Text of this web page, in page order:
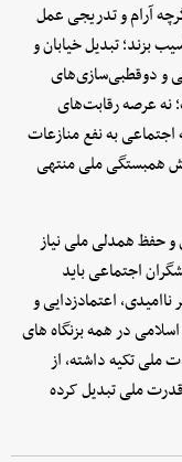
آرام و تدریجی عمل
بزند؛ تبدیل خیابان و
و دوقطبی‌سازی‌های
نه عرصه رقابت‌های
به نفع منازعات
همبستگی ملی منتهی
و حفظ همدلی ملی نیاز
اجتماعی باید
اعتمادزدایی و
در همه بزنگاه های
ملی تکیه داشته، از
قدرت ملی تبدیل کرده